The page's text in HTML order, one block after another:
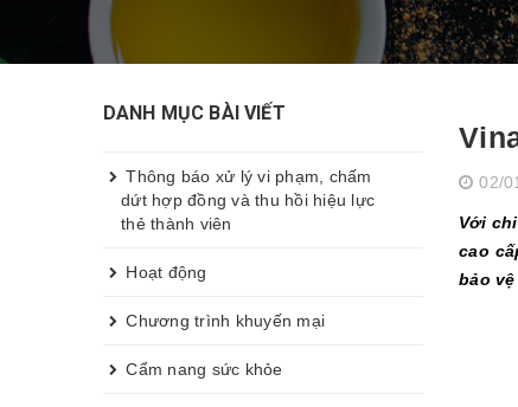
02/
Với
cao
bảo
DANH MỤC BÀI VIẾT
Thông báo xử lý vi phạm, chấm
dứt hợp đồng và thu hồi hiệu lực
thẻ thành viên
Hoạt động
Chương trình khuyến mại
Cẩm nang sức khỏe